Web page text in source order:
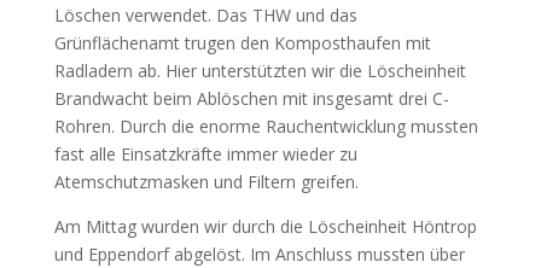
Löschen verwendet. Das THW und das
Grünflächenamt trugen den Komposthaufen mit
Radladern ab. Hier unterstützten wir die Löscheinheit
Brandwacht beim Ablöschen mit insgesamt drei C-
Rohren. Durch die enorme Rauchentwicklung mussten
fast alle Einsatzkräfte immer wieder zu
Atemschutzmasken und Filtern greifen.
Am Mittag wurden wir durch die Löscheinheit Höntrop
und Eppendorf abgelöst. Im Anschluss mussten über